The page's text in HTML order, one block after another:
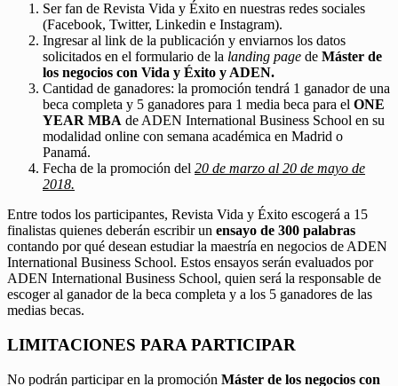
Ser fan de Revista Vida y Éxito en nuestras redes sociales
(Facebook, Twitter, Linkedin e Instagram).
Ingresar al link de la publicación y enviarnos los datos
solicitados en el formulario de la landing page de Máster de
los negocios con Vida y Éxito y ADEN.
Cantidad de ganadores: la promoción tendrá 1 ganador de una
beca completa y 5 ganadores para 1 media beca para el ONE
YEAR MBA de ADEN International Business School en su
modalidad online con semana académica en Madrid o
Panamá.
Fecha de la promoción del 20 de marzo al 20 de mayo de
2018.
Entre todos los participantes, Revista Vida y Éxito escogerá a 15
finalistas quienes deberán escribir un ensayo de 300 palabras
contando por qué desean estudiar la maestría en negocios de ADEN
International Business School. Estos ensayos serán evaluados por
ADEN International Business School, quien será la responsable de
escoger al ganador de la beca completa y a los 5 ganadores de las
medias becas.
LIMITACIONES PARA PARTICIPAR
No podrán participar en la promoción Máster de los negocios con